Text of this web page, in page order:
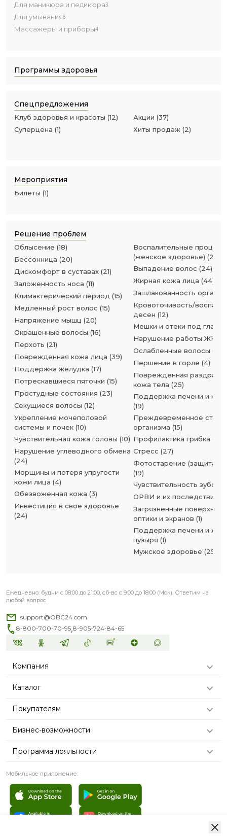
Для маникюра и педикюра3
Для умывания6
Массажеры и приборы4
Программы здоровья
Спецпредложения
Клуб здоровья и красоты (12)
Суперцена (1)
Акции (37)
Хиты продаж (2)
Мероприятия
Билеты (1)
Решение проблем
Облысение (18)
Бессонница (20)
Дискомфорт в суставах (21)
Заложенность носа (11)
Климактерический период (15)
Медленный рост волос (15)
Напряжение мышц (20)
Окрашенные волосы (16)
Перхоть (21)
Поврежденная кожа лица (39)
Поддержка желудка (17)
Потрескавшиеся пяточки (15)
Простудные состояния (23)
Секущиеся волосы (12)
Укрепление мочеполовой
системы и почек (10)
Чувствительная кожа головы (10)
Нарушение углеводного обмена
(24)
Морщины и потеря упругости
кожи лица (4)
Обезвоженная кожа (3)
Инвестиция в свое здоровье
(24)
Воспалительные
(женское здоровье) (28
Выпадение волос (24)
Жирная кожа лица (44)
Зашлакованность
Кровоточивость/
десен (12)
Мешки и отеки под
Нарушение работы ЖКТ
Ослабленные волосы (
Першение в горле (4)
Поврежденная
кожа тела (25)
Поддержка печени и
(19)
Преждевременное
организма (15)
Профилактика грибка
Стресс (27)
Фотостарение (защита
(19)
Чувствительность зубов
ОРВИ и их последствия
Загрязненные
оптики и экранов (1)
Поддержка печени и
пузыря (1)
Мужское здоровье (25
Ежедневно: будни с 08:00 до 21:00, сб-вс с 9:00 до 18:00 (Мск). Ответим на
любой вопрос
support@OBC24.com
8-800-700-70-95,8-905-724-84-65
Компания
Каталог
Покупателям
Бизнес-возможности
Программа лояльности
Мобильное приложение: